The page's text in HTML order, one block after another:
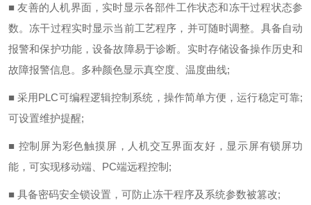
■ 友善的人机界面，实时显示各部件工作状态和冻干过程状态参
数。冻干过程实时显示当前工艺程序，并可随时调整。具备自动
报警和保护功能，设备故障易于诊断。实时存储设备操作历史和
故障报警信息。多种颜色显示真空度、温度曲线;
■ 采用PLC可编程逻辑控制系统，操作简单方便，运行稳定可靠;
可设置维护提醒;
■ 控制屏为彩色触摸屏，人机交互界面友好，显示屏有锁屏功
能，可实现移动端、PC端远程控制;
■ 具备密码安全锁设置，可防止冻干程序及系统参数被篡改;